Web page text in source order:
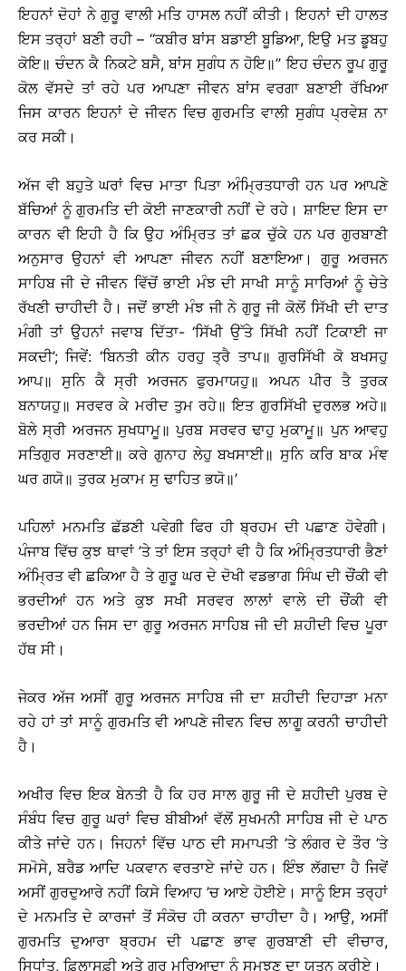
ਇਹਨਾਂ ਦੋਹਾਂ ਨੇ ਗੁਰੂ ਵਾਲੀ ਮਤਿ ਹਾਸਲ ਨਹੀਂ ਕੀਤੀ। ਇਹਨਾਂ ਦੀ ਹਾਲਤ
ਇਸ ਤਰ੍ਹਾਂ ਬਣੀ ਰਹੀ – ‘‘ਕਬੀਰ ਬਾਂਸ ਬਡਾਈ ਬੂਡਿਆ, ਇਉ ਮਤ ਡੂਬਹੁ
ਕੋਇ॥ ਚੰਦਨ ਕੈ ਨਿਕਟੇ ਬਸੈ, ਬਾਂਸ ਸੁਗੰਧ ਨ ਹੋਇ॥’’ ਇਹ ਚੰਦਨ ਰੂਪ ਗੁਰੂ
ਕੋਲ ਵੱਸਦੇ ਤਾਂ ਰਹੇ ਪਰ ਆਪਣਾ ਜੀਵਨ ਬਾਂਸ ਵਰਗਾ ਬਣਾਈ ਰੱਖਿਆ
ਜਿਸ ਕਾਰਨ ਇਹਨਾਂ ਦੇ ਜੀਵਨ ਵਿਚ ਗੁਰਮਤਿ ਵਾਲੀ ਸੁਗੰਧ ਪ੍ਰਵੇਸ਼ ਨਾ
ਕਰ ਸਕੀ।
ਅੱਜ ਵੀ ਬਹੁਤੇ ਘਰਾਂ ਵਿਚ ਮਾਤਾ ਪਿਤਾ ਅੰਮ੍ਰਿਤਧਾਰੀ ਹਨ ਪਰ ਆਪਣੇ
ਬੱਚਿਆਂ ਨੂੰ ਗੁਰਮਤਿ ਦੀ ਕੋਈ ਜਾਣਕਾਰੀ ਨਹੀਂ ਦੇ ਰਹੇ। ਸ਼ਾਇਦ ਇਸ ਦਾ
ਕਾਰਨ ਵੀ ਇਹੀ ਹੈ ਕਿ ਉਹ ਅੰਮ੍ਰਿਤ ਤਾਂ ਛਕ ਚੁੱਕੇ ਹਨ ਪਰ ਗੁਰਬਾਣੀ
ਅਨੁਸਾਰ ਉਹਨਾਂ ਵੀ ਆਪਣਾ ਜੀਵਨ ਨਹੀਂ ਬਣਾਇਆ। ਗੁਰੂ ਅਰਜਨ
ਸਾਹਿਬ ਜੀ ਦੇ ਜੀਵਨ ਵਿੱਚੋਂ ਭਾਈ ਮੰਝ ਦੀ ਸਾਖੀ ਸਾਨੂੰ ਸਾਰਿਆਂ ਨੂੰ ਚੇਤੇ
ਰੱਖਣੀ ਚਾਹੀਦੀ ਹੈ। ਜਦੋਂ ਭਾਈ ਮੰਝ ਜੀ ਨੇ ਗੁਰੂ ਜੀ ਕੋਲੋਂ ਸਿੱਖੀ ਦੀ ਦਾਤ
ਮੰਗੀ ਤਾਂ ਉਹਨਾਂ ਜਵਾਬ ਦਿੱਤਾ- ‘ਸਿੱਖੀ ਉੱਤੇ ਸਿੱਖੀ ਨਹੀਂ ਟਿਕਾਈ ਜਾ
ਸਕਦੀ’; ਜਿਵੇਂ: ‘ਬਿਨਤੀ ਕੀਨ ਹਰਹੁ ਤ੍ਰੈ ਤਾਪ॥ ਗੁਰਸਿੱਖੀ ਕੋ ਬਖਸਹੁ
ਆਪ॥ ਸੁਨਿ ਕੈ ਸ੍ਰੀ ਅਰਜਨ ਫੁਰਮਾਯਹੁ॥ ਅਪਨ ਪੀਰ ਤੈ ਤੁਰਕ
ਬਨਾਯਹੁ॥ ਸਰਵਰ ਕੇ ਮਰੀਦ ਤੁਮ ਰਹੇ॥ ਇਤ ਗੁਰਸਿੱਖੀ ਦੁਰਲਭ ਅਹੇ॥
ਬੋਲੇ ਸ੍ਰੀ ਅਰਜਨ ਸੁਖਧਾਮੂ॥ ਪੁਰਬ ਸਰਵਰ ਢਾਹੁ ਮੁਕਾਮੂ॥ ਪੁਨ ਆਵਹੁ
ਸਤਿਗੁਰ ਸਰਣਾਈ॥ ਕਰੇ ਗੁਨਾਹ ਲੇਹੁ ਬਖਸਾਈ॥ ਸੁਨਿ ਕਰਿ ਬਾਕ ਮੰਞ
ਘਰ ਗਯੋ॥ ਤੁਰਕ ਮੁਕਾਮ ਸੁ ਢਾਹਿਤ ਭਯੋ॥’
ਪਹਿਲਾਂ ਮਨਮਤਿ ਛੱਡਣੀ ਪਵੇਗੀ ਫਿਰ ਹੀ ਬ੍ਰਹਮ ਦੀ ਪਛਾਣ ਹੋਵੇਗੀ।
ਪੰਜਾਬ ਵਿੱਚ ਕੁਝ ਥਾਵਾਂ ’ਤੇ ਤਾਂ ਇਸ ਤਰ੍ਹਾਂ ਵੀ ਹੈ ਕਿ ਅੰਮ੍ਰਿਤਧਾਰੀ ਭੈਣਾਂ
ਅੰਮ੍ਰਿਤ ਵੀ ਛਕਿਆ ਹੈ ਤੇ ਗੁਰੂ ਘਰ ਦੇ ਦੋਖੀ ਵਡਭਾਗ ਸਿੰਘ ਦੀ ਚੌਂਕੀ ਵੀ
ਭਰਦੀਆਂ ਹਨ ਅਤੇ ਕੁਝ ਸਖੀ ਸਰਵਰ ਲਾਲਾਂ ਵਾਲੇ ਦੀ ਚੌਂਕੀ ਵੀ
ਭਰਦੀਆਂ ਹਨ ਜਿਸ ਦਾ ਗੁਰੂ ਅਰਜਨ ਸਾਹਿਬ ਜੀ ਦੀ ਸ਼ਹੀਦੀ ਵਿਚ ਪੂਰਾ
ਹੱਥ ਸੀ।
ਜੇਕਰ ਅੱਜ ਅਸੀਂ ਗੁਰੂ ਅਰਜਨ ਸਾਹਿਬ ਜੀ ਦਾ ਸ਼ਹੀਦੀ ਦਿਹਾੜਾ ਮਨਾ
ਰਹੇ ਹਾਂ ਤਾਂ ਸਾਨੂੰ ਗੁਰਮਤਿ ਵੀ ਆਪਣੇ ਜੀਵਨ ਵਿਚ ਲਾਗੂ ਕਰਨੀ ਚਾਹੀਦੀ
ਹੈ।
ਅਖੀਰ ਵਿਚ ਇਕ ਬੇਨਤੀ ਹੈ ਕਿ ਹਰ ਸਾਲ ਗੁਰੂ ਜੀ ਦੇ ਸ਼ਹੀਦੀ ਪੁਰਬ ਦੇ
ਸੰਬੰਧ ਵਿਚ ਗੁਰੂ ਘਰਾਂ ਵਿਚ ਬੀਬੀਆਂ ਵੱਲੋਂ ਸੁਖਮਨੀ ਸਾਹਿਬ ਜੀ ਦੇ ਪਾਠ
ਕੀਤੇ ਜਾਂਦੇ ਹਨ। ਜਿਹਨਾਂ ਵਿੱਚ ਪਾਠ ਦੀ ਸਮਾਪਤੀ ’ਤੇ ਲੰਗਰ ਦੇ ਤੌਰ ’ਤੇ
ਸਮੋਸੇ, ਬਰੈਡ ਆਦਿ ਪਕਵਾਨ ਵਰਤਾਏ ਜਾਂਦੇ ਹਨ। ਇੰਝ ਲੱਗਦਾ ਹੈ ਜਿਵੇਂ
ਅਸੀਂ ਗੁਰਦੁਆਰੇ ਨਹੀਂ ਕਿਸੇ ਵਿਆਹ ’ਚ ਆਏ ਹੋਈਏ। ਸਾਨੂੰ ਇਸ ਤਰ੍ਹਾਂ
ਦੇ ਮਨਮਤਿ ਦੇ ਕਾਰਜਾਂ ਤੋਂ ਸੰਕੋਚ ਹੀ ਕਰਨਾ ਚਾਹੀਦਾ ਹੈ। ਆਉ, ਅਸੀਂ
ਗੁਰਮਤਿ ਦੁਆਰਾ ਬ੍ਰਹਮ ਦੀ ਪਛਾਣ ਭਾਵ ਗੁਰਬਾਣੀ ਦੀ ਵੀਚਾਰ,
ਸਿਧਾਂਤ, ਫ਼ਿਲਾਸਫ਼ੀ ਅਤੇ ਗੁਰ ਮਰਿਆਦਾ ਨੂੰ ਸਮਝਣ ਦਾ ਯਤਨ ਕਰੀਏ।